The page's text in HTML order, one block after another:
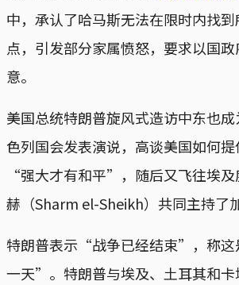
中，承认了哈马斯无法在限时内找
点，引发部分家属愤怒，要求以国
意。
美国总统特朗普旋风式造访中东也
色列国会发表演说，高谈美国如何提
“强大才有和平”，随后又飞往埃
赫（Sharm el-Sheikh）共同主持了
特朗普表示“战争已经结束”，称
一天”。特朗普与埃及、土耳其和